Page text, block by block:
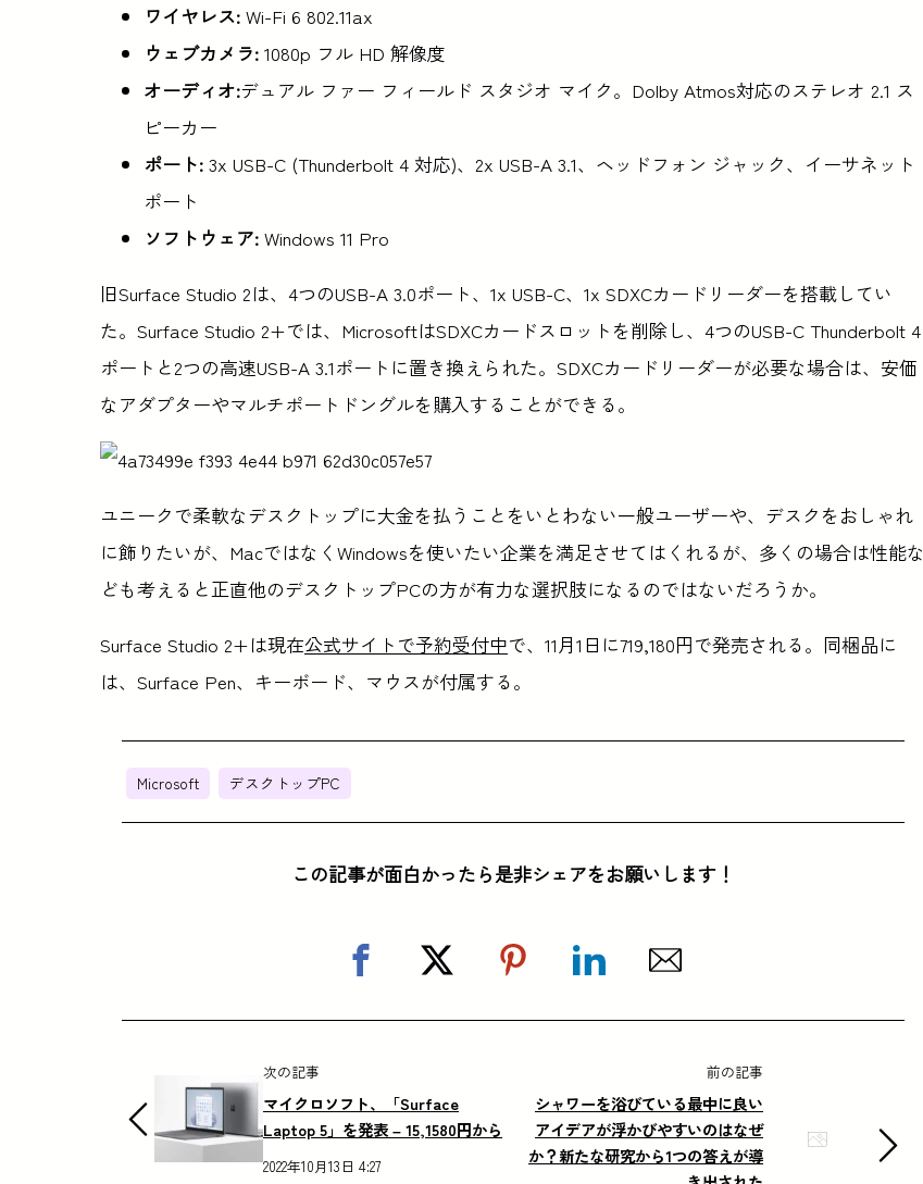
ワイヤレス: Wi-Fi 6 802.11ax
ウェブカメラ: 1080p フル HD 解像度
オーディオ:デュアル ファー フィールド スタジオ マイク。Dolby Atmos対応のステレオ 2.1 ス
ピーカー
ポート: 3x USB-C (Thunderbolt 4 対応)、2x USB-A 3.1、ヘッドフォン ジャック、イーサネット
ポート
ソフトウェア: Windows 11 Pro
旧Surface Studio 2は、4つのUSB-A 3.0ポート、1x USB-C、1x SDXCカードリーダーを搭載してい
た。Surface Studio 2+では、MicrosoftはSDXCカードスロットを削除し、4つのUSB-C Thunderbolt 4
ポートと2つの高速USB-A 3.1ポートに置き換えられた。SDXCカードリーダーが必要な場合は、安価
なアダプターやマルチポートドングルを購入することができる。
ユニークで柔軟なデスクトップに大金を払うことをいとわない一般ユーザーや、デスクをおしゃれ
に飾りたいが、MacではなくWindowsを使いたい企業を満足させてはくれるが、多くの場合は性能な
ども考えると正直他のデスクトップPCの方が有力な選択肢になるのではないだろうか。
Surface Studio 2+は現在公式サイトで予約受付中で、11月1日に719,180円で発売される。同梱品に
は、Surface Pen、キーボード、マウスが付属する。
Microsoft デスクトップPC
この記事が面白かったら是非シェアをお願いします！
次の記事
マイクロソフト、「Surface
Laptop 5」を発表 – 15,1580円から
2022年10月13日 4:27
前の記事
シャワーを浴びている最中に良い
アイデアが浮かびやすいのはなぜ
か？新たな研究から1つの答えが導